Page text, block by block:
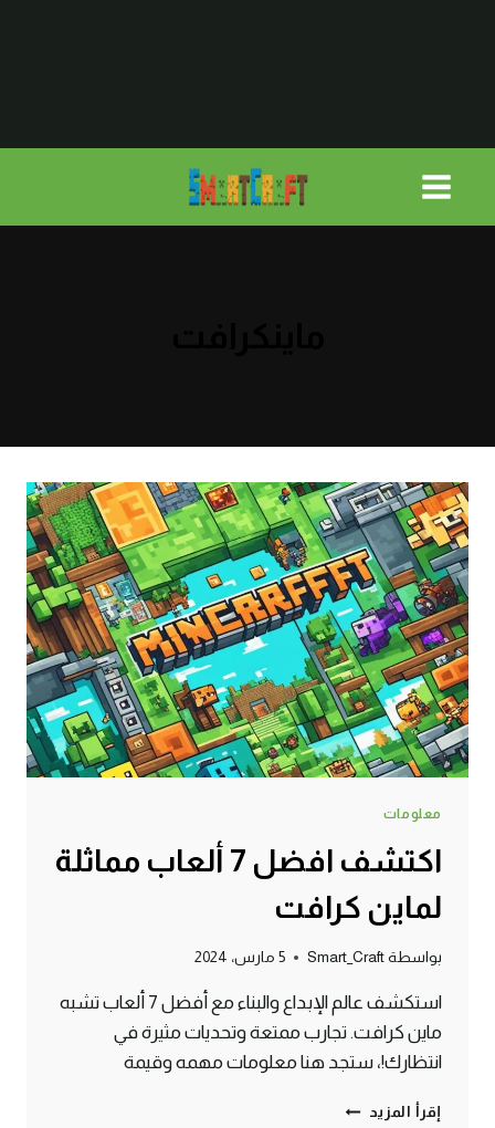
معلومات
اكتشف افضل 7 ألعاب مماثلة
لماين كرافت
بواسطة Smart_Craft 5 مارس، 2024
استكشف عالم الإبداع والبناء مع أفضل 7 ألعاب تشبه
ماين كرافت. تجارب ممتعة وتحديات مثيرة في
انتظارك!، ستجد هنا معلومات مهمه وقيمة
إقرأ المزيد اكتشف